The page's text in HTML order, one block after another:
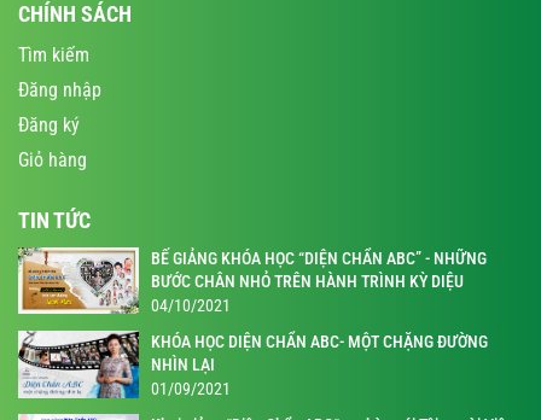
CHÍNH SÁCH
Tìm kiếm
Đăng nhập
Đăng ký
Giỏ hàng
TIN TỨC
BẾ GIẢNG KHÓA HỌC “DIỆN CHẨN ABC” - NHỮNG
BƯỚC CHÂN NHỎ TRÊN HÀNH TRÌNH KỲ DIỆU
04/10/2021
KHÓA HỌC DIỆN CHẨN ABC- MỘT CHẶNG ĐƯỜNG
NHÌN LẠI
01/09/2021